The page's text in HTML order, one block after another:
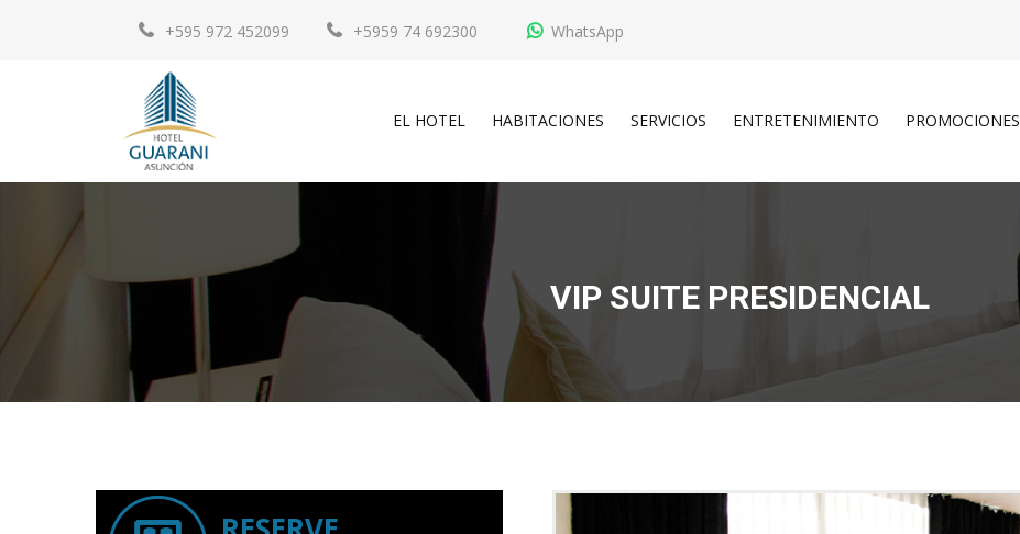
+595 972 452099 +5959 74 692300 WhatsApp
SU HABITACIÓN
EL HOTEL HABITACIONES SERVICIOS ENTRETENIMIENTO PROMOCIONES
VIP SUITE PRESIDENCIAL